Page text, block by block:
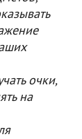
очки,
на